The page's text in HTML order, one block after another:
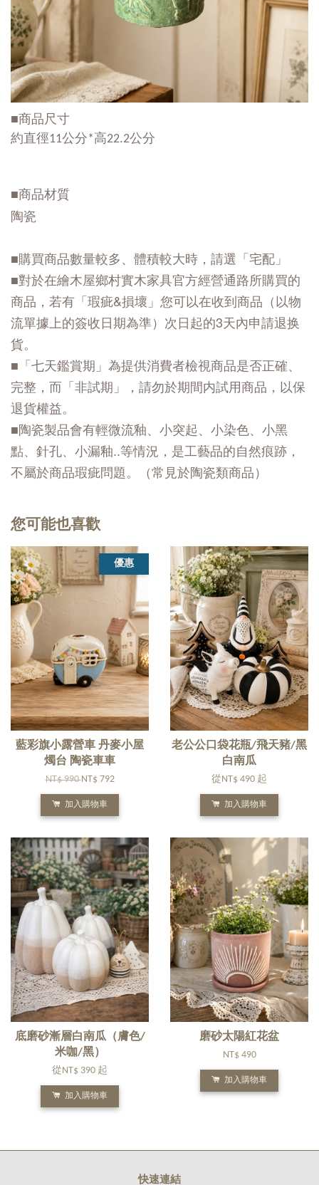
■商品尺寸
約直徑11公分*高22.2公分
■商品材質
陶瓷
■購買商品數量較多、體積較大時，請選「宅配」
■對於在繪木屋鄉村實木家具官方經營通路所購買的
商品，若有「瑕疵&損壞」您可以在收到商品（以物
流單據上的簽收日期為準）次日起的3天內申請退换
貨。
■「七天鑑賞期」為提供消費者檢視商品是否正確、
完整，而「非試期」，請勿於期間内試用商品，以保
退貨權益。
■陶瓷製品會有輕微流釉、小突起、小染色、小黑
點、針孔、小漏釉..等情況，是工藝品的自然痕跡，
不屬於商品瑕疵問題。（常見於陶瓷類商品）
您可能也喜歡
優惠
藍彩旗小露營車 丹麥小屋
燭台 陶瓷車車
NT$ 990NT$ 792
加入購物車
老公公口袋花瓶/飛天豬/黑
白南瓜
從 NT$ 490 起
加入購物車
底磨砂漸層白南瓜（膚色/
米咖/黑）
從 NT$ 390 起
加入購物車
磨砂太陽紅花盆
NT$ 490
加入購物車
快速連結